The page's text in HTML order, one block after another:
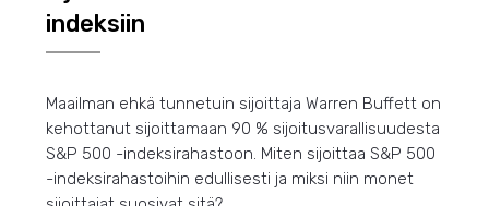
indeksiin
Maailman ehkä tunnetuin sijoittaja Warren Buffett on
kehottanut sijoittamaan 90 % sijoitusvarallisuudesta
S&P 500 -indeksirahastoon. Miten sijoittaa S&P 500
-indeksirahastoihin edullisesti ja miksi niin monet